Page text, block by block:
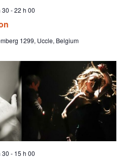
30 -22 h 00
1299, Uccle, Belgium
30 - 15 h 00